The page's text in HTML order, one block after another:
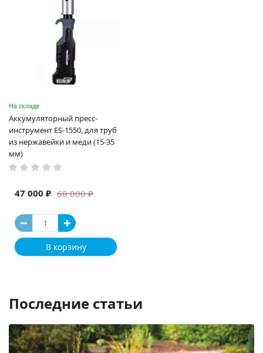
На складе
Аккумуляторный пресс-
инструмент ES-1550, для труб
из нержавейки и меди (15-35
мм)
68 000 ₽
47 000 ₽
В корзину
Последние статьи